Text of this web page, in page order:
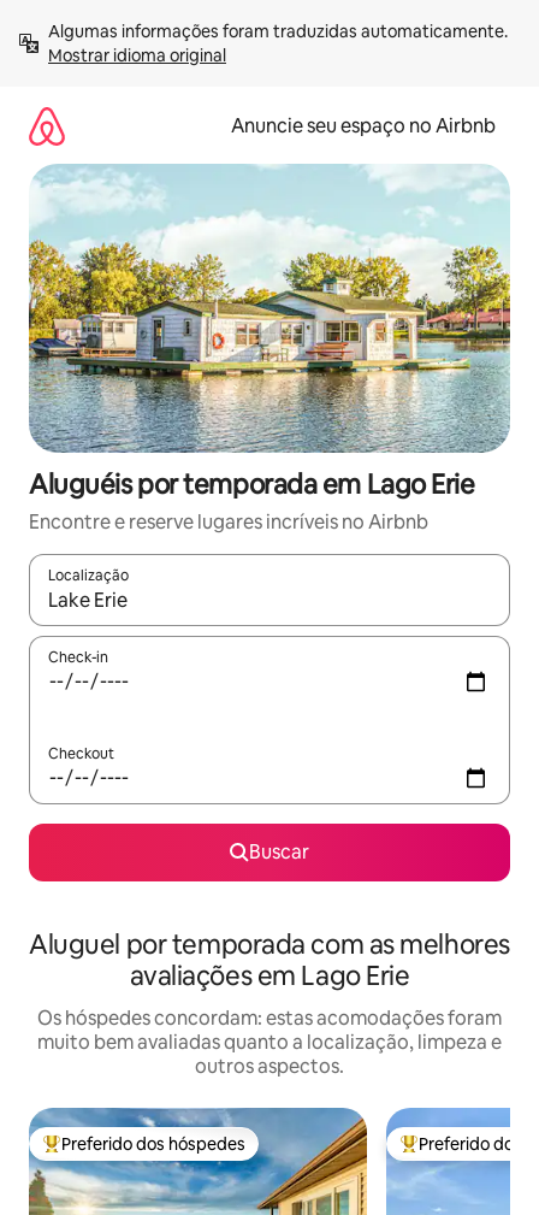
para
Mostrar idioma original
Anuncie seu espaço no Airbnb
Aluguéis por temporada em Lago Erie
Encontre e reserve lugares incríveis no Airbnb
Localização
Quando os resultados estiverem disponíveis, explore-os
Check-in
Checkout
Buscar
Aluguel por temporada com as melhores
avaliações em Lago Erie
Os hóspedes concordam: estas acomodações foram
muito bem avaliadas quanto a localização, limpeza e
outros aspectos.
Entre os melhores preferidos dos hóspedes
Preferido dos hóspedes Entre os
Preferido dos